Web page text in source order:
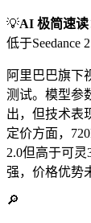
💡AI 极简速读
低于Seedance
阿里巴巴旗下
测试。模型参
出，但技术表
定价方面，
2.0但高于可
强，价格优势
🔎